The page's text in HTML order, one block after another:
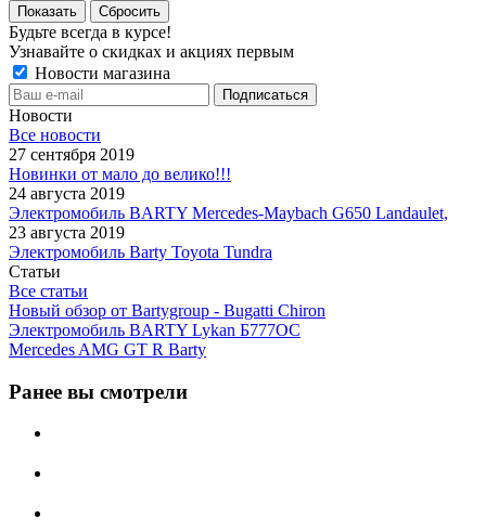
Сбросить
Будьте всегда в курсе!
Узнавайте о скидках и акциях первым
Новости магазина
Новости
Все новости
27 сентября 2019
Новинки от мало до велико!!!
24 августа 2019
Электромобиль BARTY Mercedes-Maybach G650 Landaulet,
23 августа 2019
Электромобиль Barty Toyota Tundra
Статьи
Все статьи
Новый обзор от Bartygroup - Bugatti Chiron
Электромобиль BARTY Lykan Б777ОС
Mercedes AMG GT R Barty
Ранее вы смотрели